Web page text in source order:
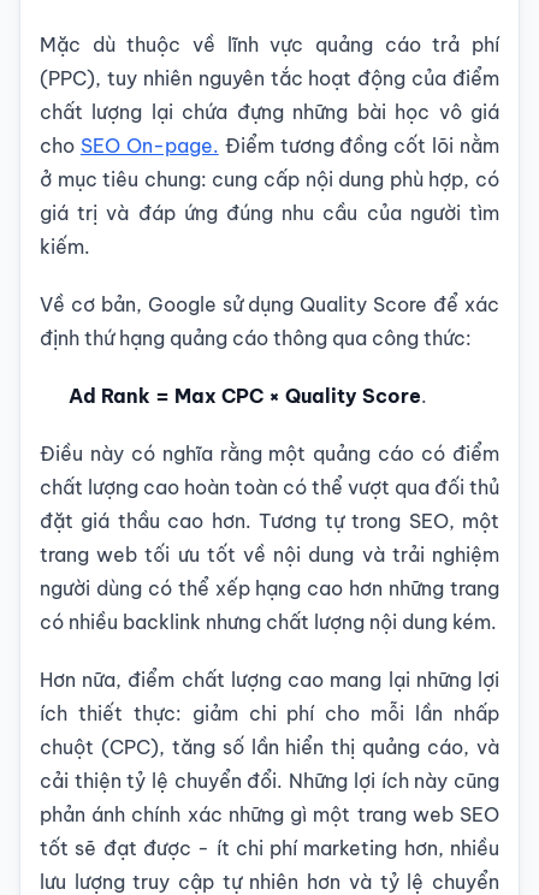
Mặc dù thuộc về lĩnh vực quảng cáo trả phí
(PPC), tuy nhiên nguyên tắc hoạt động của điểm
chất lượng lại chứa đựng những bài học vô giá
cho SEO On-page. Điểm tương đồng cốt lõi nằm
ở mục tiêu chung: cung cấp nội dung phù hợp, có
giá trị và đáp ứng đúng nhu cầu của người tìm
kiếm.
Về cơ bản, Google sử dụng Quality Score để xác
định thứ hạng quảng cáo thông qua công thức:
Ad Rank = Max CPC × Quality Score.
Điều này có nghĩa rằng một quảng cáo có điểm
chất lượng cao hoàn toàn có thể vượt qua đối thủ
đặt giá thầu cao hơn. Tương tự trong SEO, một
trang web tối ưu tốt về nội dung và trải nghiệm
người dùng có thể xếp hạng cao hơn những trang
có nhiều backlink nhưng chất lượng nội dung kém.
Hơn nữa, điểm chất lượng cao mang lại những lợi
ích thiết thực: giảm chi phí cho mỗi lần nhấp
chuột (CPC), tăng số lần hiển thị quảng cáo, và
cải thiện tỷ lệ chuyển đổi. Những lợi ích này cũng
phản ánh chính xác những gì một trang web SEO
tốt sẽ đạt được - ít chi phí marketing hơn, nhiều
lưu lượng truy cập tự nhiên hơn và tỷ lệ chuyển